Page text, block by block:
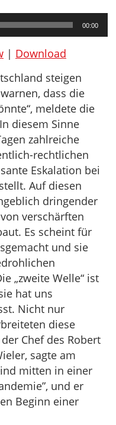
00:00
| Download
steigen
dass die
meldete die
diesem Sinne
zahlreiche
rechtlichen
Eskalation bei
Auf diesen
dringender
verschärften
Es scheint für
und sie
„zweite Welle“ ist
hat uns
Nicht nur
diese
Chef des Robert
sagte am
mitten in einer
und er
Beginn einer